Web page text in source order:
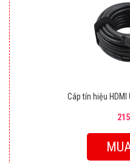
Cáp tín hiệu HDMI